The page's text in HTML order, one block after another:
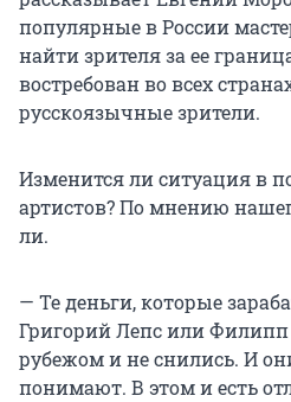
популярные в России
найти зрителя за ее
востребован во всех
русскоязычные зрители.
Изменится ли ситуация в
артистов? По мнению
ли.
— Те деньги, которые
Григорий Лепс или
рубежом и не снились. И
понимают. В этом и есть